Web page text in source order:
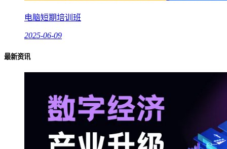
电脑短期培训班
2025-06-09
最新资讯